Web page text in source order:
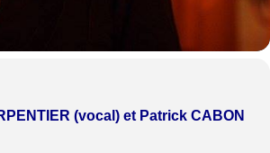
(vocal) et Patrick CABON